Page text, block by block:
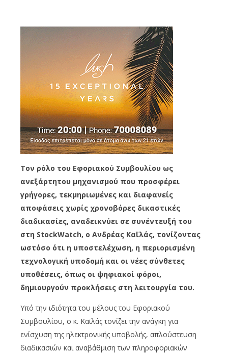
Τον ρόλο του Εφοριακού Συμβουλίου ως
ανεξάρτητου μηχανισμού που προσφέρει
γρήγορες, τεκμηριωμένες και διαφανείς
αποφάσεις χωρίς χρονοβόρες δικαστικές
διαδικασίες, αναδεικνύει σε συνέντευξή του
στη StockWatch, ο Ανδρέας Καϊλάς, τονίζοντας
ωστόσο ότι η υποστελέχωση, η περιορισμένη
τεχνολογική υποδομή και οι νέες σύνθετες
υποθέσεις, όπως οι ψηφιακοί φόροι,
δημιουργούν προκλήσεις στη λειτουργία του.
Υπό την ιδιότητα του μέλους του Εφοριακού
Συμβουλίου, ο κ. Καϊλάς τονίζει την ανάγκη για
ενίσχυση της ηλεκτρονικής υποβολής, απλούστευση
διαδικασιών και αναβάθμιση των πληροφοριακών